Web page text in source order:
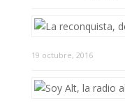
19 octubre, 2016